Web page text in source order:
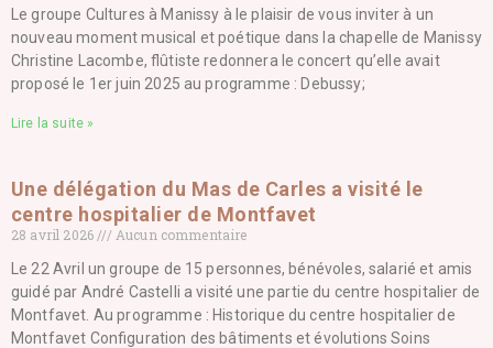
Le groupe Cultures à Manissy à le plaisir de vous inviter à un
nouveau moment musical et poétique dans la chapelle de Manissy
Christine Lacombe, flûtiste redonnera le concert qu’elle avait
proposé le 1er juin 2025 au programme : Debussy;
Lire la suite »
Une délégation du Mas de Carles a visité le
centre hospitalier de Montfavet
28 avril 2026
Aucun commentaire
Le 22 Avril un groupe de 15 personnes, bénévoles, salarié et amis
guidé par André Castelli a visité une partie du centre hospitalier de
Montfavet. Au programme : Historique du centre hospitalier de
Montfavet Configuration des bâtiments et évolutions Soins